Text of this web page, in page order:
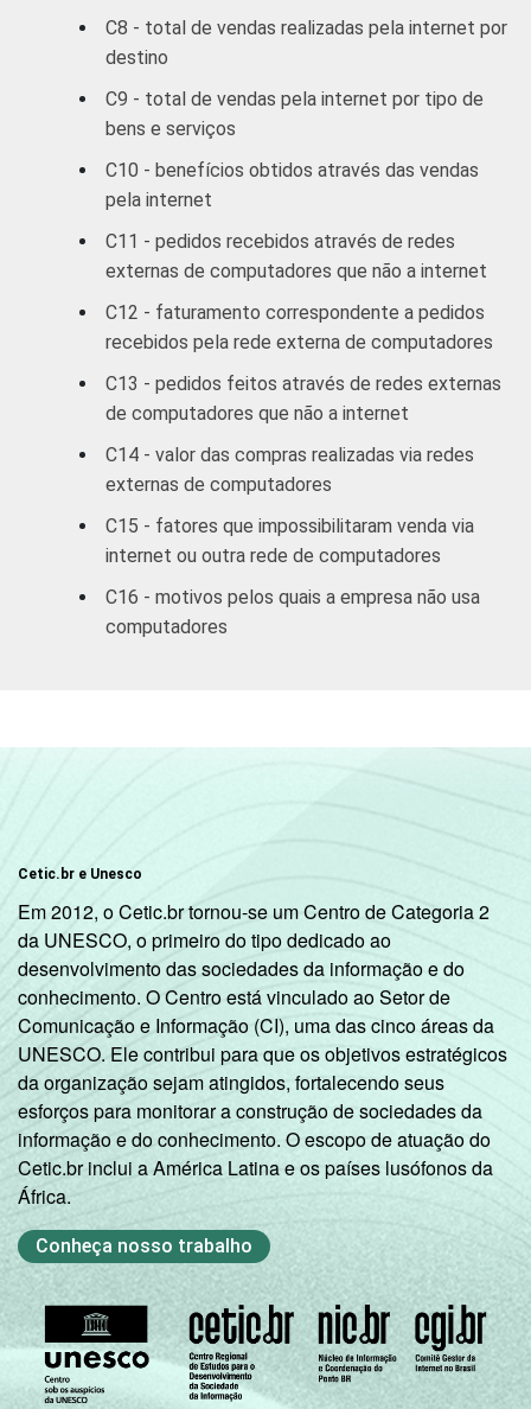
serviços
Vídeo/ Rádio/
79,09
* Base: 549 empresas que receberam pedidos via
Internet, com 10 funcionários ou mais, que
constituem os seguintes segmentos da CNAE:
seção D, F, G, I, K e grupos 55.1, 55.2, 92.1 e 92.2.
Respostas múltiplas referentes aos últimos doze
meses (pesquisa realizada em agosto/setembro
C8 - total de vendas realizadas pela internet por
destino
C9 - total de vendas pela internet por tipo de
bens e serviços
C10 - benefícios obtidos através das vendas
pela internet
C11 - pedidos recebidos através de redes
externas de computadores que não a internet
C12 - faturamento correspondente a pedidos
recebidos pela rede externa de computadores
C13 - pedidos feitos através de redes externas
de computadores que não a internet
C14 - valor das compras realizadas via redes
externas de computadores
C15 - fatores que impossibilitaram venda via
internet ou outra rede de computadores
C16 - motivos pelos quais a empresa não usa
computadores
Cetic.br e Unesco
Em 2012, o Cetic.br tornou-se um Centro de Categoria 2
da UNESCO, o primeiro do tipo dedicado ao
desenvolvimento das sociedades da informação e do
conhecimento. O Centro está vinculado ao Setor de
Comunicação e Informação (CI), uma das cinco áreas da
UNESCO. Ele contribui para que os objetivos estratégicos
da organização sejam atingidos, fortalecendo seus
esforços para monitorar a construção de sociedades da
informação e do conhecimento. O escopo de atuação do
Cetic.br inclui a América Latina e os países lusófonos da
África.
Conheça nosso trabalho